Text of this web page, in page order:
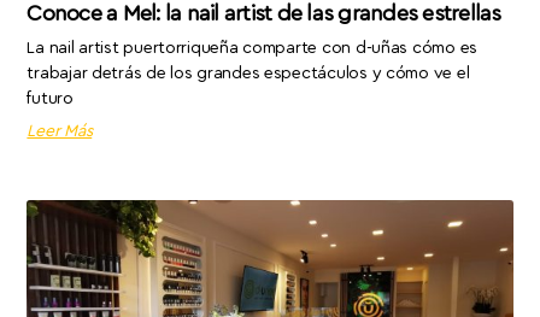
Conoce a Mel: la nail artist de las grandes estrellas
La nail artist puertorriqueña comparte con d-uñas cómo es
trabajar detrás de los grandes espectáculos y cómo ve el
futuro
Leer Más